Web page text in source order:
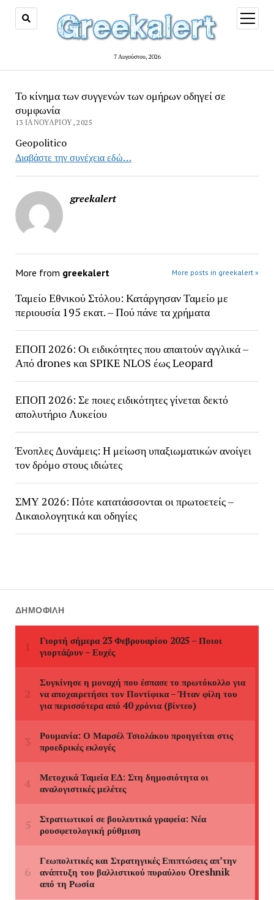
7 Αυγούστου, 2026
open
menu
Το κίνημα των συγγενών των ομήρων οδηγεί σε
συμφωνία
13 ΙΑΝΟΥΑΡΊΟΥ, 2025
Geopolitico
Διαβάστε την συνέχεια εδώ…
greekalert
More from greekalert More posts in greekalert »
Ταμείο Εθνικού Στόλου: Κατάργησαν Ταμείο με
περιουσία 195 εκατ. – Πού πάνε τα χρήματα
ΕΠΟΠ 2026: Οι ειδικότητες που απαιτούν αγγλικά –
Από drones και SPIKE NLOS έως Leopard
ΕΠΟΠ 2026: Σε ποιες ειδικότητες γίνεται δεκτό
απολυτήριο Λυκείου
Ένοπλες Δυνάμεις: Η μείωση υπαξιωματικών ανοίγει
τον δρόμο στους ιδιώτες
ΣΜΥ 2026: Πότε κατατάσσονται οι πρωτοετείς –
Δικαιολογητικά και οδηγίες
ΔΗΜΟΦΙΛΉ